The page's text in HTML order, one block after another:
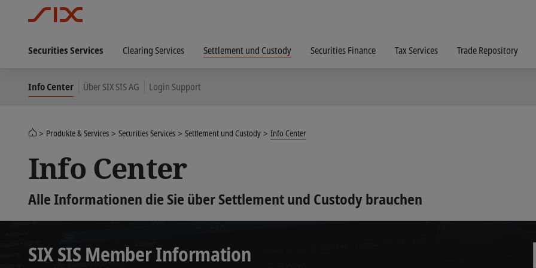
Securities Services Clearing Services Settlement und Custody Securities Finance Tax Services Trade Repository
Info Center Über SIX SIS AG Login Support
Produkte & Services Securities Services Settlement und Custody Info Center
Info Center
Alle Informationen die Sie über Settlement und Custody brauchen
SIX SIS Member Information